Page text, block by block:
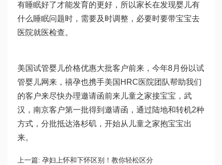
有睡眠好了才能发育的更好，所以家长在发现婴儿有
什么睡眠问题时，需要及时调整，必要时要带宝宝去
医院就医检查。
美国试管婴儿价格优惠大批客户前来，今年8月份以试
管婴儿网来，禧孕也携手美国HRC医院团队帮助我们
的客户来尽快办理邀请函前来儿童之家接宝宝，武
汉，南京客户第一批得到邀请函，通过陆地和转机2种
方式，分批抵达洛杉矶，开始从儿童之家抱宝宝出
来。
上一篇: 孕妇上怀和下怀区别！教你轻松区分